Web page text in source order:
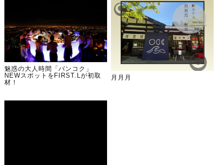
魅惑の大人時間「バンコク」
NEWスポットをFIRST.Lが初取
材！
月月月